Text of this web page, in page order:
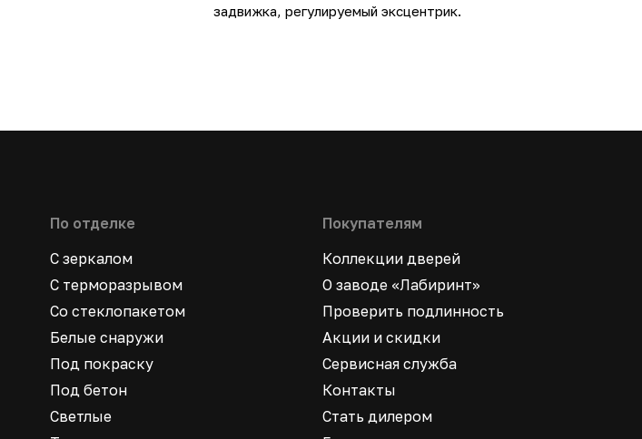
задвижка, регулируемый эксцентрик.
По отделке
С зеркалом
С терморазрывом
Со стеклопакетом
Белые снаружи
Под покраску
Под бетон
Светлые
Покупателям
Коллекции дверей
О заводе «Лабиринт»
Проверить подлинность
Акции и скидки
Сервисная служба
Контакты
Стать дилером